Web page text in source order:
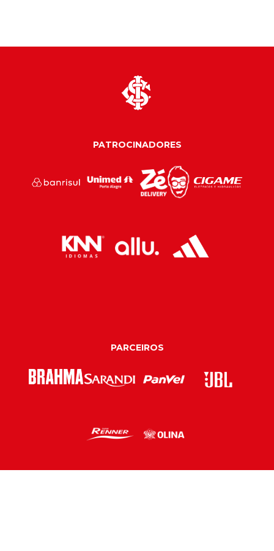
PATROCINADORES
PARCEIROS